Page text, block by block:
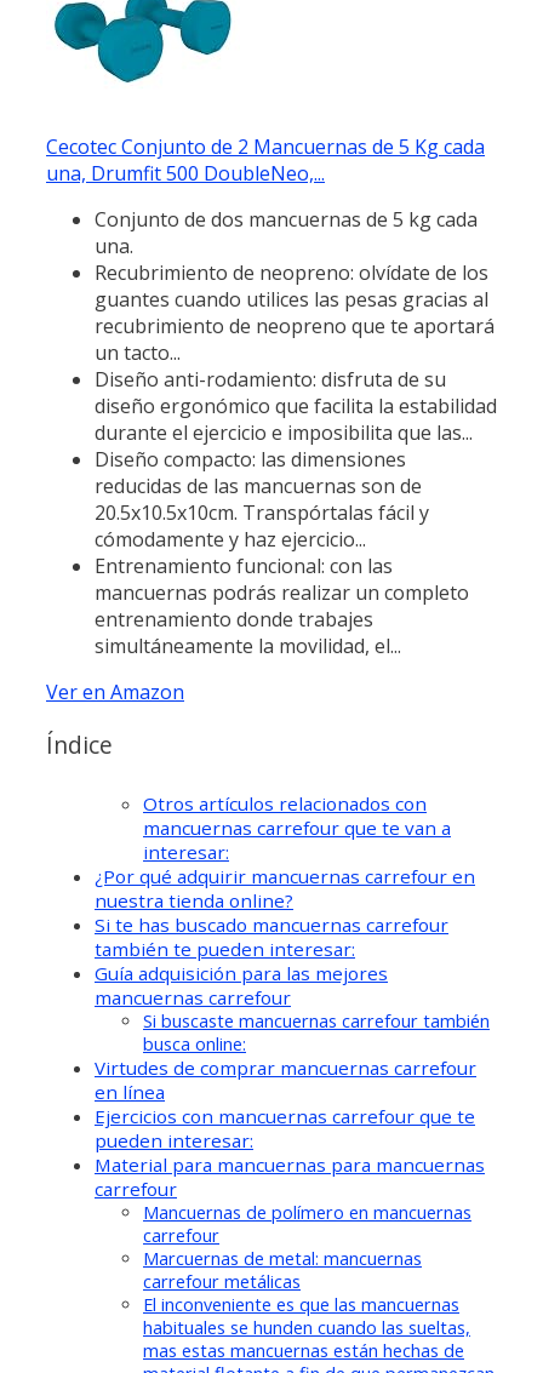
Cecotec Conjunto de 2 Mancuernas de 5 Kg cada
una, Drumfit 500 DoubleNeo,...
Conjunto de dos mancuernas de 5 kg cada
una.
Recubrimiento de neopreno: olvídate de los
guantes cuando utilices las pesas gracias al
recubrimiento de neopreno que te aportará
un tacto...
Diseño anti-rodamiento: disfruta de su
diseño ergonómico que facilita la estabilidad
durante el ejercicio e imposibilita que las...
Diseño compacto: las dimensiones
reducidas de las mancuernas son de
20.5x10.5x10cm. Transpórtalas fácil y
cómodamente y haz ejercicio...
Entrenamiento funcional: con las
mancuernas podrás realizar un completo
entrenamiento donde trabajes
simultáneamente la movilidad, el...
Ver en Amazon
Índice
Otros artículos relacionados con
mancuernas carrefour que te van a
interesar:
¿Por qué adquirir mancuernas carrefour en
nuestra tienda online?
Si te has buscado mancuernas carrefour
también te pueden interesar:
Guía adquisición para las mejores
mancuernas carrefour
Si buscaste mancuernas carrefour también
busca online:
Virtudes de comprar mancuernas carrefour
en línea
Ejercicios con mancuernas carrefour que te
pueden interesar:
Material para mancuernas para mancuernas
carrefour
Mancuernas de polímero en mancuernas
carrefour
Marcuernas de metal: mancuernas
carrefour metálicas
El inconveniente es que las mancuernas
habituales se hunden cuando las sueltas,
mas estas mancuernas están hechas de